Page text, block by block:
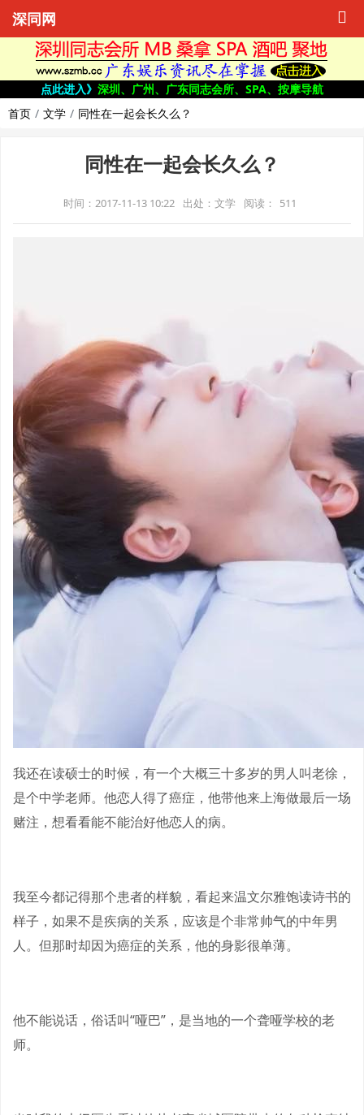
深同网
点此进入》 深圳、广州、广东同志会所、SPA、按摩导航
首页
文学 同性在一起会长久么？
同性在一起会长久么？
时间：2017-11-13 10:22 出处：文学 阅读： 511
我还在读硕士的时候，有一个大概三十多岁的男人叫老徐，
是个中学老师。他恋人得了癌症，他带他来上海做最后一场
赌注，想看看能不能治好他恋人的病。
我至今都记得那个患者的样貌，看起来温文尔雅饱读诗书的
样子，如果不是疾病的关系，应该是个非常帅气的中年男
人。但那时却因为癌症的关系，他的身影很单薄。
他不能说话，俗话叫“哑巴”，是当地的一个聋哑学校的老
师。